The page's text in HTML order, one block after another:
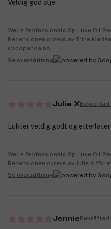
Veldig god olje
Wella Professionals Sp Luxe Oil
Recensionen skrevs av Trine
cocopanda.no
Se översättning
Julie XBekräftad
Lukter veldig godt og
Wella Professionals Sp Luxe Oil
Recensionen skrevs av Julie X för
Se översättning
JennieBekräftad